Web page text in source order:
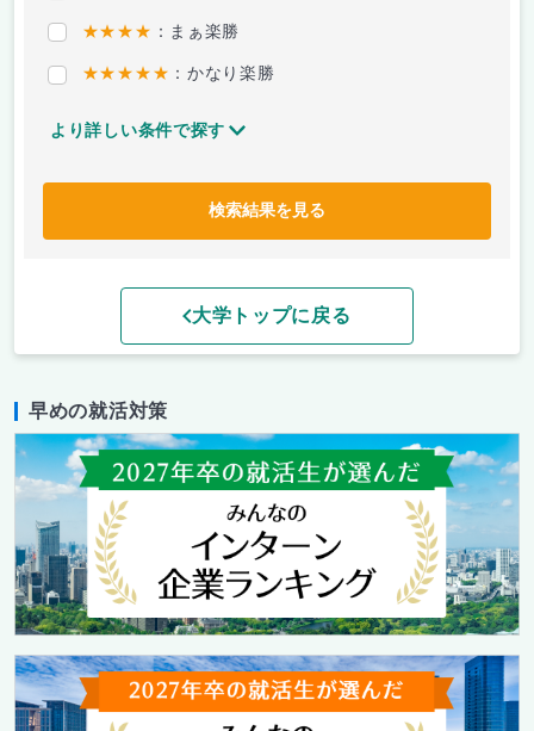
★★★★ ：まぁ楽勝
★★★★★ ：かなり楽勝
より詳しい条件で探す
検索結果を見る
大学トップに戻る
早めの就活対策